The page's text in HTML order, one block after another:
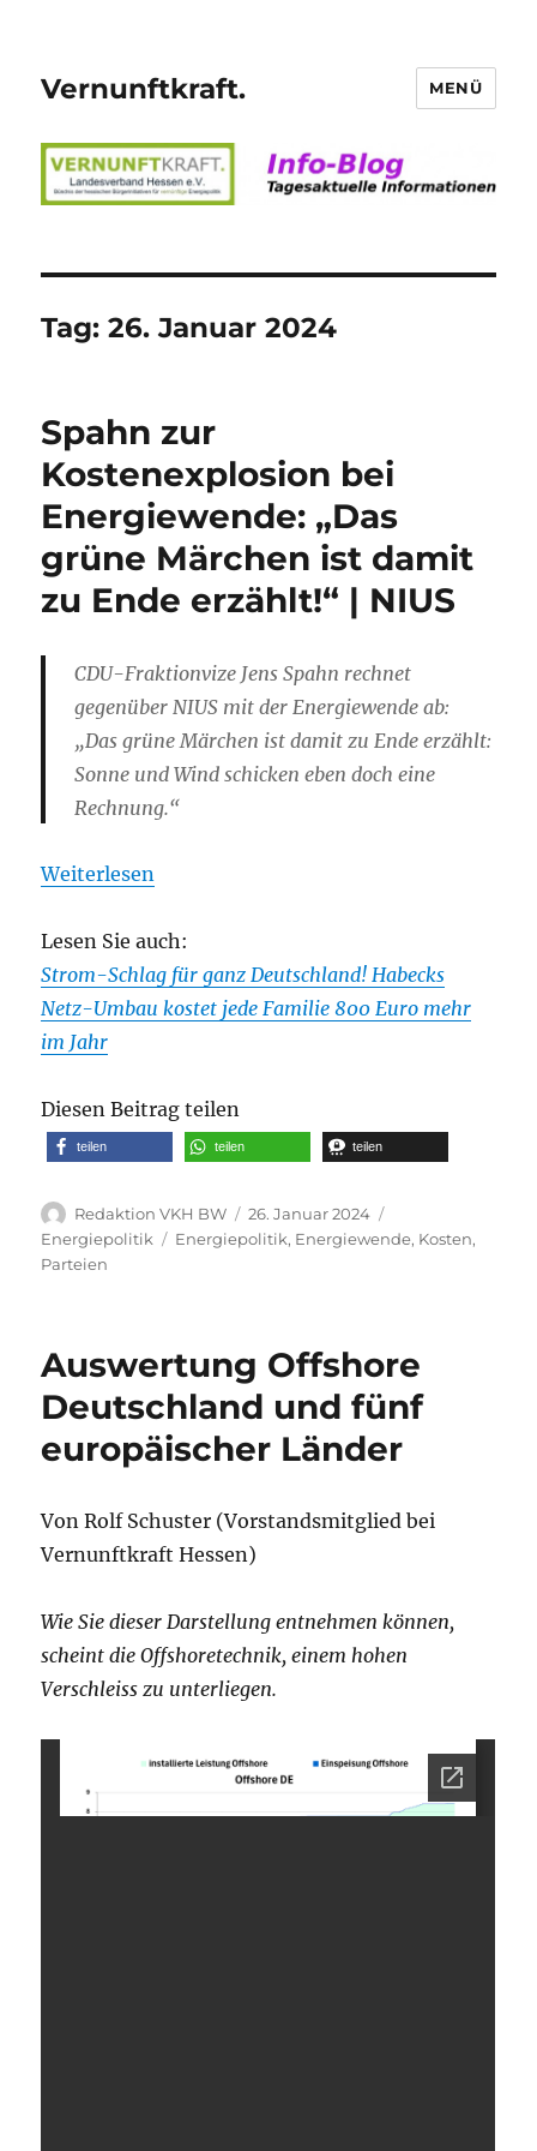
Vernunftkraft. MENÜ
Tag:26. Januar 2024
Spahn zur
Kostenexplosion bei
Energiewende: „Das
grüne Märchen ist damit
zu Ende erzählt!“ | NIUS
CDU-Fraktionvize Jens Spahn rechnet
gegenüber NIUS mit der Energiewende ab:
„Das grüne Märchen ist damit zu Ende erzählt:
Sonne und Wind schicken eben doch eine
Rechnung.“
Weiterlesen
Lesen Sie auch:
Strom-Schlag für ganz Deutschland! Habecks
Netz-Umbau kostet jede Familie 800 Euro mehr
im Jahr
Diesen Beitrag teilen
teilen teilen teilen
Autor
Redaktion VKH BW
Veröffentlicht
am
26. Januar 2024
Energiepolitik
Schlagwörter
Energiepolitik, Energiewende, Kosten,
Parteien
Auswertung Offshore
Deutschland und fünf
europäischer Länder
Von Rolf Schuster (Vorstandsmitglied bei
Vernunftkraft Hessen)
Wie Sie dieser Darstellung entnehmen können,
scheint die Offshoretechnik, einem hohen
Verschleiss zu unterliegen.